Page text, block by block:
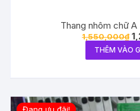
Thang nhôm chữ
1,550,000₫
THÊM VÀO